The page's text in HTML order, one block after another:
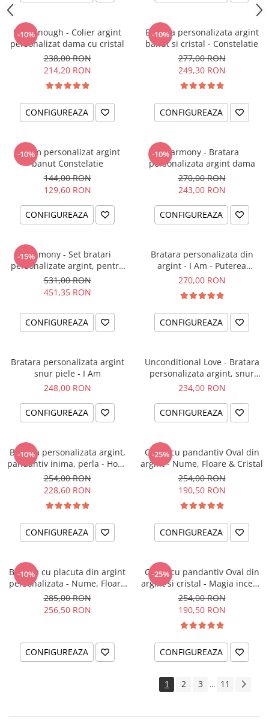
-10%
I am Enough - Colier argint
personalizat dama cu cristal
238,00 RON
214,20 RON
CONFIGUREAZA
-10%
Bratara personalizata argint
banut si cristal - Constelatie
277,00 RON
249,30 RON
CONFIGUREAZA
-10%
Charm personalizat argint
banut Constelatie
144,00 RON
129,60 RON
CONFIGUREAZA
-10%Harmony - Bratara
personalizata argint dama
270,00 RON
243,00 RON
CONFIGUREAZA
-15%
Harmony - Set bratari
personalizate argint, pentru
el si ea
531,00 RON
451,35 RON
CONFIGUREAZA
Bratara personalizata din
argint - I Am - Puterea
intentiei la mana ta
270,00 RON
CONFIGUREAZA
Bratara personalizata argint
snur piele - I Am
248,00 RON
CONFIGUREAZA
Unconditional Love - Bratara
personalizata argint, snur
impletit piele
234,00 RON
CONFIGUREAZA
-10%
Bratara personalizata argint,
pandantiv inima, perla - Hope
& Faith
254,00 RON
228,60 RON
CONFIGUREAZA
-25%
Colier cu pandantiv Oval din
argint - Nume, Floare & Cristal
254,00 RON
190,50 RON
CONFIGUREAZA
-10%
Bratara cu placuta din argint
personalizata - Nume, Floare
& Cristal
285,00 RON
256,50 RON
CONFIGUREAZA
-25%
Colier cu pandantiv Oval din
argint si cristal - Magia incepe
cu tine
254,00 RON
190,50 RON
CONFIGUREAZA
1 2 3 ... 11